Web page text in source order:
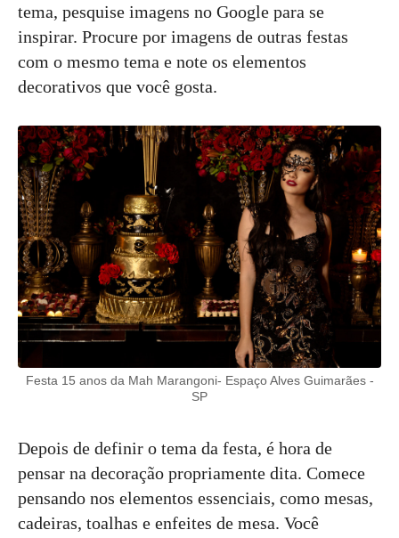
tema, pesquise imagens no Google para se
inspirar. Procure por imagens de outras festas
com o mesmo tema e note os elementos
decorativos que você gosta.
Festa 15 anos da Mah Marangoni- Espaço Alves Guimarães -
SP
Depois de definir o tema da festa, é hora de
pensar na decoração propriamente dita. Comece
pensando nos elementos essenciais, como mesas,
cadeiras, toalhas e enfeites de mesa. Você